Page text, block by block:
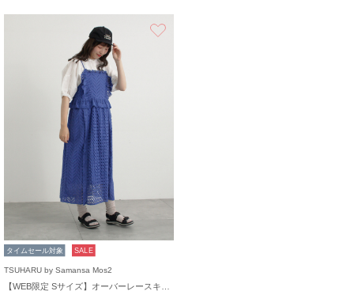
タイムセール対象 SALE
TSUHARU by Samansa Mos2